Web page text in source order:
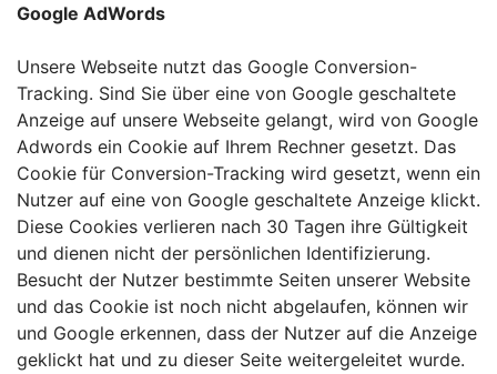
Google AdWords
Unsere Webseite nutzt das Google Conversion-
Tracking. Sind Sie über eine von Google geschaltete
Anzeige auf unsere Webseite gelangt, wird von Google
Adwords ein Cookie auf Ihrem Rechner gesetzt. Das
Cookie für Conversion-Tracking wird gesetzt, wenn ein
Nutzer auf eine von Google geschaltete Anzeige klickt.
Diese Cookies verlieren nach 30 Tagen ihre Gültigkeit
und dienen nicht der persönlichen Identifizierung.
Besucht der Nutzer bestimmte Seiten unserer Website
und das Cookie ist noch nicht abgelaufen, können wir
und Google erkennen, dass der Nutzer auf die Anzeige
geklickt hat und zu dieser Seite weitergeleitet wurde.